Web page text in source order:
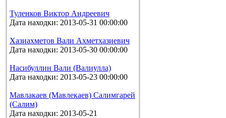
Туленков Виктор Андреевич
Дата находки: 2013-05-31 00:00:00
Хазиахметов Вали Ахметхазиевич
Дата находки: 2013-05-30 00:00:00
Насибуллин Вали (Валиулла)
Дата находки: 2013-05-23 00:00:00
Мавлакаев (Мавлекаев) Салимгарей
(Салим)
Дата находки: 2013-05-21